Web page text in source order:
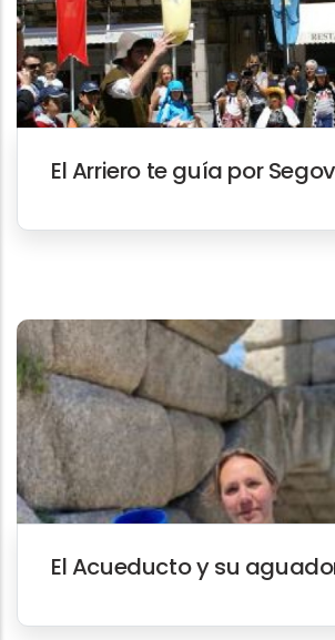
El Arriero te guía por
El Acueducto y su